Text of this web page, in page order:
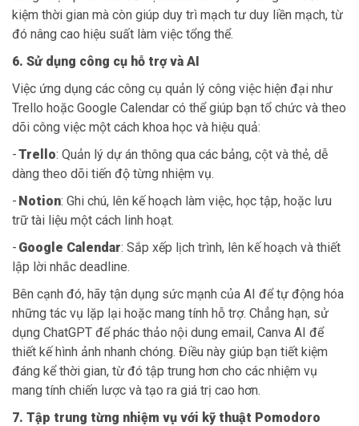
kiệm thời gian mà còn giúp duy trì mạch tư duy liền mạch, từ
đó nâng cao hiệu suất làm việc tổng thể.
6. Sử dụng công cụ hỗ trợ và AI
Việc ứng dụng các công cụ quản lý công việc hiện đại như
Trello hoặc Google Calendar có thể giúp bạn tổ chức và theo
dõi công việc một cách khoa học và hiệu quả:
-Trello: Quản lý dự án thông qua các bảng, cột và thẻ, dễ
dàng theo dõi tiến độ từng nhiệm vụ.
- Notion: Ghi chú, lên kế hoạch làm việc, học tập, hoặc lưu
trữ tài liệu một cách linh hoạt.
- Google Calendar: Sắp xếp lịch trình, lên kế hoạch và thiết
lập lời nhắc deadline.
Bên cạnh đó, hãy tận dụng sức mạnh của AI để tự động hóa
những tác vụ lặp lại hoặc mang tính hỗ trợ. Chẳng hạn, sử
dụng ChatGPT để phác thảo nội dung email, Canva AI để
thiết kế hình ảnh nhanh chóng. Điều này giúp bạn tiết kiệm
đáng kể thời gian, từ đó tập trung hơn cho các nhiệm vụ
mang tính chiến lược và tạo ra giá trị cao hơn.
7. Tập trung từng nhiệm vụ với kỹ thuật Pomodoro